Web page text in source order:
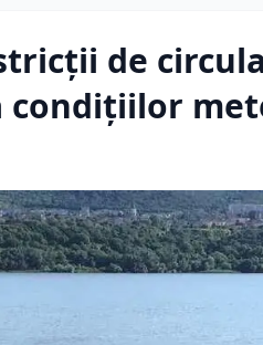
de
condițiilor